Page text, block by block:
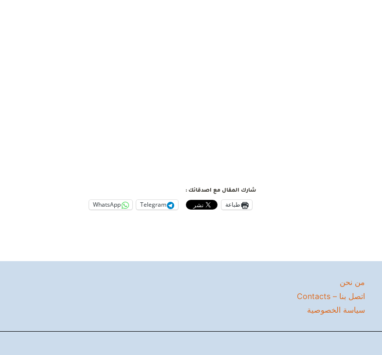
شارك المقال مع اصدقائك :
طباعة Telegram
WhatsApp
من نحن
اتصل بنا – Contacts
سياسة الخصوصية